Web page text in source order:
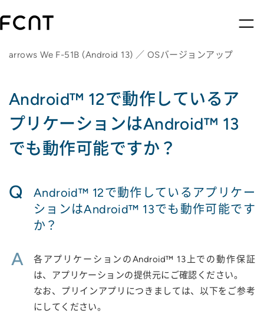
arrows We F-51B (Android 13) ／ OSバージョンアップ
Android™ 12で動作しているア
プリケーションはAndroid™ 13
でも動作可能ですか？
Q
Android™ 12で動作しているアプリケー
ションはAndroid™ 13でも動作可能です
か？
A
各アプリケーションのAndroid™ 13上での動作保証
は、アプリケーションの提供元にご確認ください。
なお、プリインアプリにつきましては、以下をご参考
にしてください。